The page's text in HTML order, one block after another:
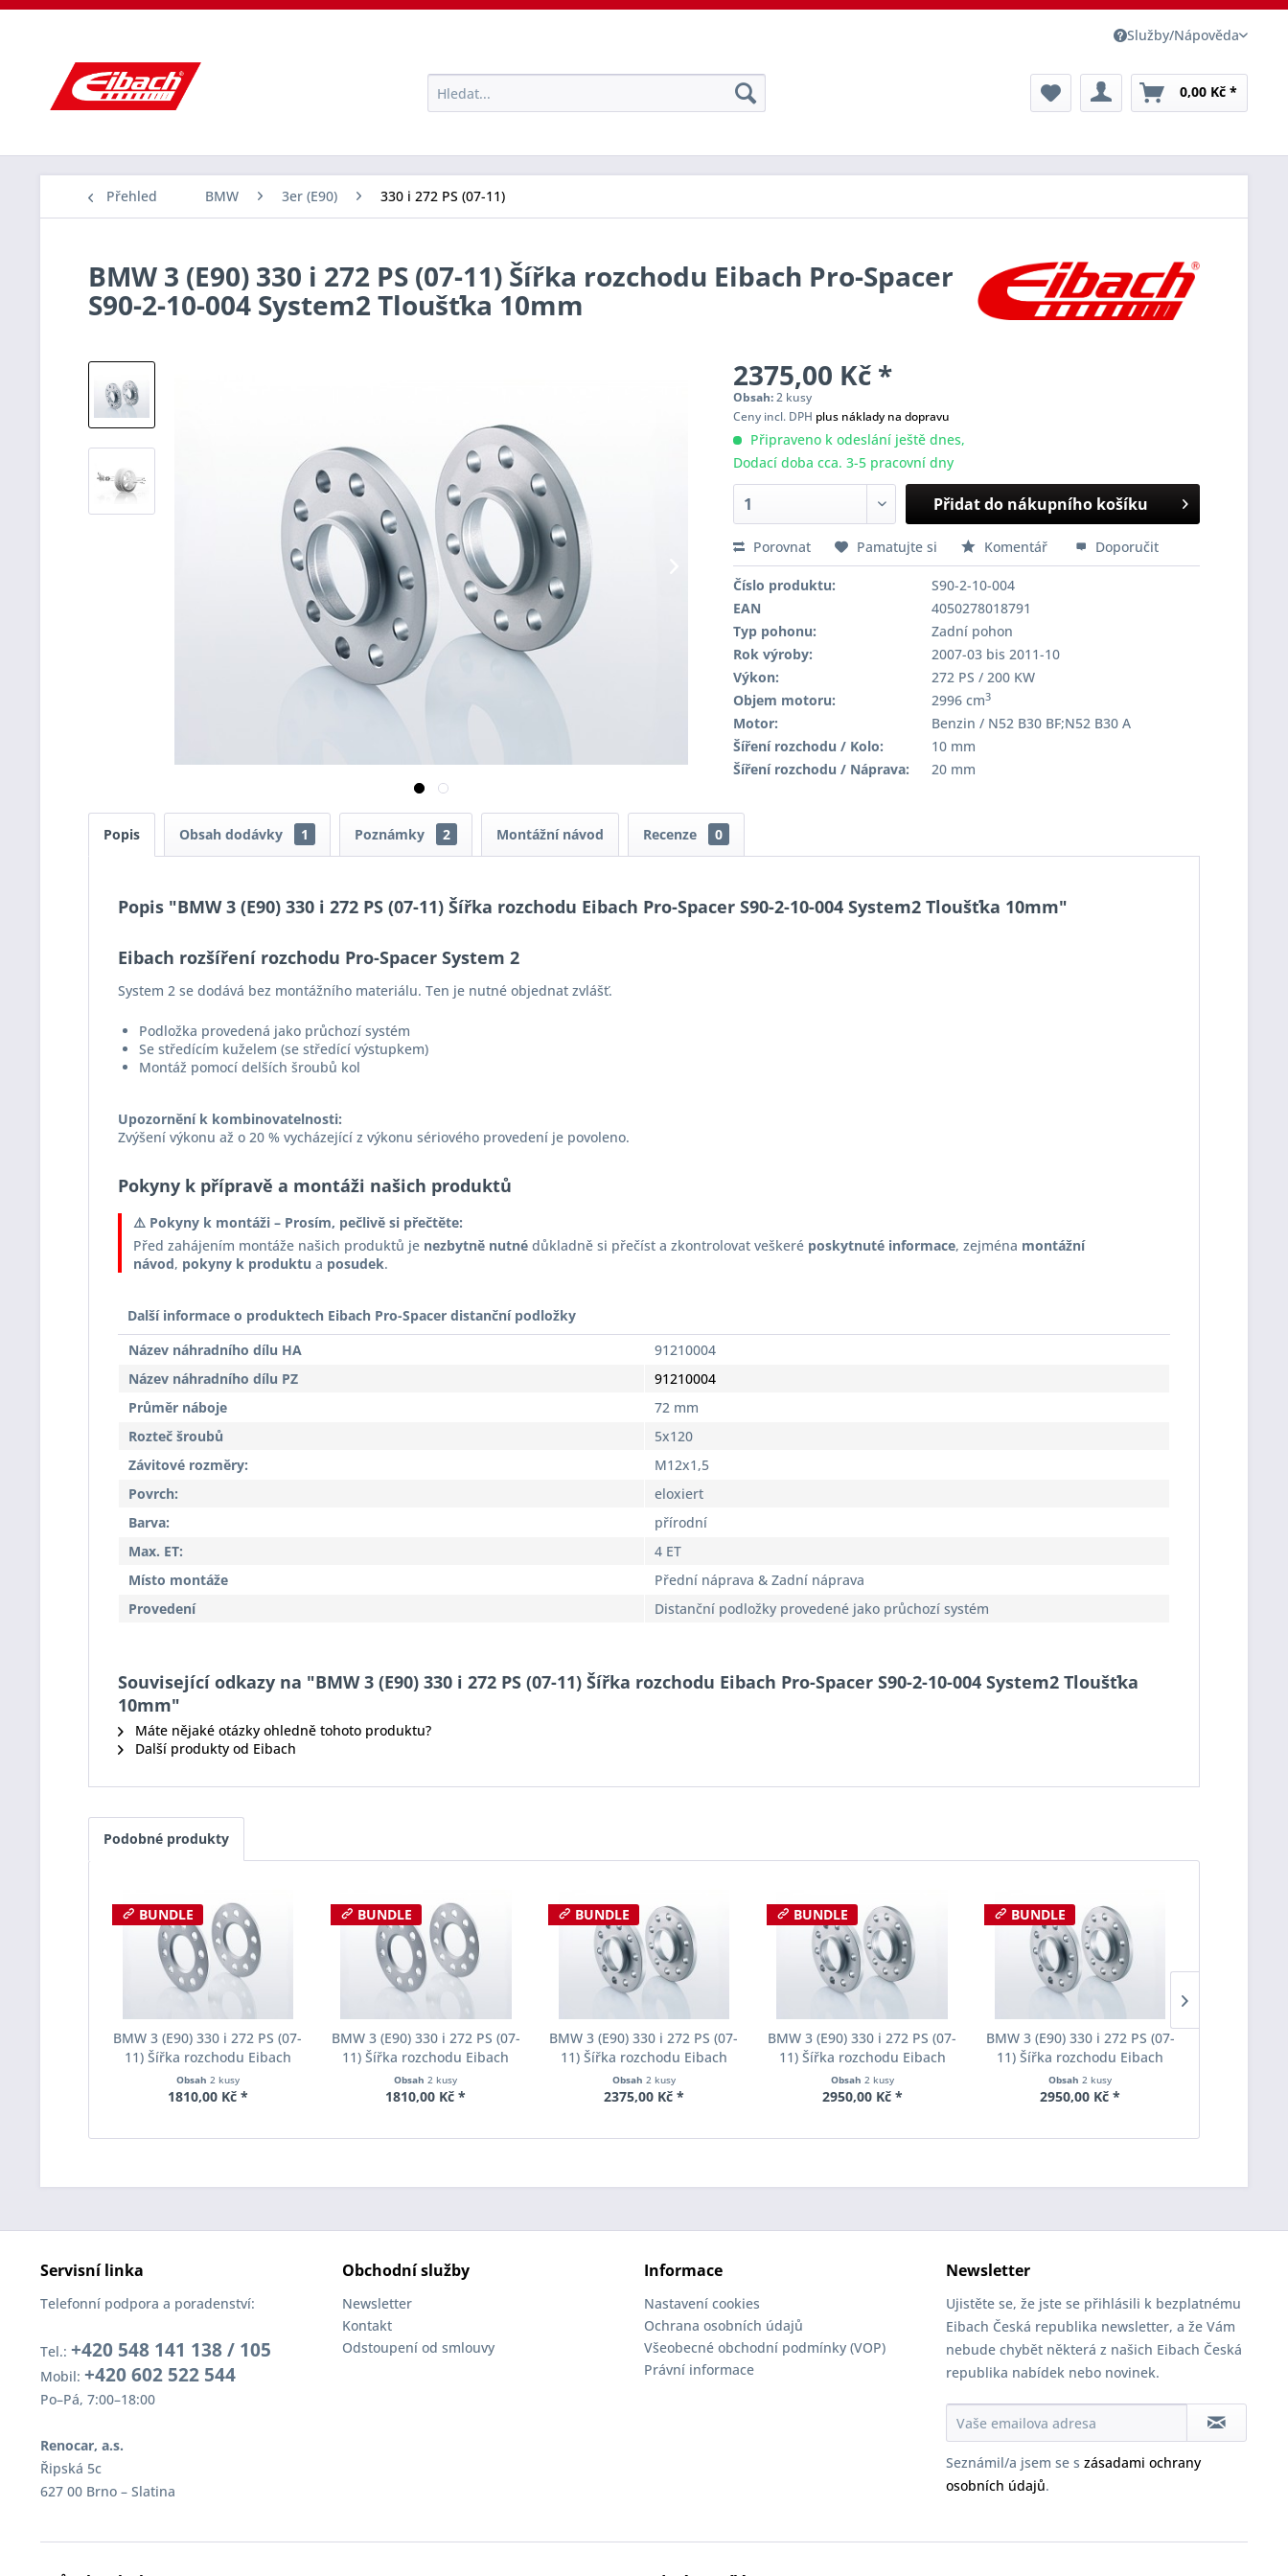
Služby/Nápověda
0,00 Kč *
Přehled BMW 3er (E90) 330 i 272 PS (07-11)
BMW 3 (E90) 330 i 272 PS (07-11) Šířka rozchodu Eibach Pro-Spacer
S90-2-10-004 System2 Tloušťka 10mm
2375,00 Kč *
Obsah:2 kusy
Ceny incl. DPH plus náklady na dopravu
Připraveno k odeslání ještě dnes,
Dodací doba cca. 3-5 pracovní dny
Přidat do nákupního košíku
Porovnat Pamatujte si Komentář Doporučit
Číslo produktu:
S90-2-10-004
EAN
4050278018791
Typ pohonu:
Zadní pohon
Rok výroby:
2007-03 bis 2011-10
Výkon:
272 PS / 200 KW
Objem motoru:
2996 cm3
Motor:
Benzin / N52 B30 BF;N52 B30 A
Šíření rozchodu / Kolo:
10 mm
Šíření rozchodu / Náprava:
20 mm
Popis Obsah dodávky 1 Poznámky 2 Montážní návod Recenze 0
Popis "BMW 3 (E90) 330 i 272 PS (07-11) Šířka rozchodu Eibach Pro-Spacer S90-2-10-004 System2 Tloušťka 10mm"
Eibach rozšíření rozchodu Pro-Spacer System 2
System 2 se dodává bez montážního materiálu. Ten je nutné objednat zvlášť.
Podložka provedená jako průchozí systém
Se středícím kuželem (se středící výstupkem)
Montáž pomocí delších šroubů kol
Upozornění k kombinovatelnosti:
Zvýšení výkonu až o 20 % vycházející z výkonu sériového provedení je povoleno.
Pokyny k přípravě a montáži našich produktů
⚠️ Pokyny k montáži – Prosím, pečlivě si přečtěte:
Před zahájením montáže našich produktů je nezbytně nutné důkladně si přečíst a zkontrolovat veškeré poskytnuté informace, zejména montážní
návod, pokyny k produktu a posudek.
Další informace o produktech Eibach Pro-Spacer distanční podložky
Název náhradního dílu HA
91210004
Název náhradního dílu PZ
91210004
Průměr náboje
72 mm
Rozteč šroubů
5x120
Závitové rozměry:
M12x1,5
Povrch:
eloxiert
Barva:
přírodní
Max. ET:
4 ET
Místo montáže
Přední náprava & Zadní náprava
Provedení
Distanční podložky provedené jako průchozí systém
Související odkazy na "BMW 3 (E90) 330 i 272 PS (07-11) Šířka rozchodu Eibach Pro-Spacer S90-2-10-004 System2 Tloušťka
10mm"
Máte nějaké otázky ohledně tohoto produktu?
Další produkty od Eibach
Podobné produkty
BUNDLE
BMW 3 (E90) 330 i 272 PS (07-
11) Šířka rozchodu Eibach
Pro-Spacer S90-1-05-017
System1 Tloušťka 5mm
Obsah 2 kusy
1810,00 Kč *
BUNDLE
BMW 3 (E90) 330 i 272 PS (07-
11) Šířka rozchodu Eibach
Pro-Spacer S90-1-05-017
System1 Tloušťka 5mm
Obsah2 kusy
1810,00 Kč *
BUNDLE
BMW 3 (E90) 330 i 272 PS (07-
11) Šířka rozchodu Eibach
Pro-Spacer S90-2-10-004
System2 Tloušťka 10mm
Obsah 2 kusy
2375,00 Kč *
BUNDLE
BMW 3 (E90) 330 i 272 PS (07-
11) Šířka rozchodu Eibach
Pro-Spacer S90-2-12-002
System2 Tloušťka 12mm
Obsah 2 kusy
2950,00 Kč *
BUNDLE
BMW 3 (E90) 330 i 272 PS (07-
11) Šířka rozchodu Eibach
Pro-Spacer S90-2-12-002
System2 Tloušťka 12mm
Obsah2 kusy
2950,00 Kč *
Servisní linka
Telefonní podpora a poradenství:
Tel.: +420 548 141 138 / 105
Mobil: +420 602 522 544
Po–Pá, 7:00–18:00
Renocar, a.s.
Řipská 5c
627 00 Brno – Slatina
Obchodní služby
Newsletter
Kontakt
Odstoupení od smlouvy
Informace
Nastavení cookies
Ochrana osobních údajů
Všeobecné obchodní podmínky (VOP)
Právní informace
Newsletter
Ujistěte se, že jste se přihlásili k bezplatnému
Eibach Česká republika newsletter, a že Vám
nebude chybět některá z našich Eibach Česká
republika nabídek nebo novinek.
Seznámil/a jsem se s zásadami ochrany
osobních údajů.